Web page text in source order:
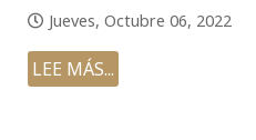
Jueves, Octubre 06, 2022
LEE MÁS...